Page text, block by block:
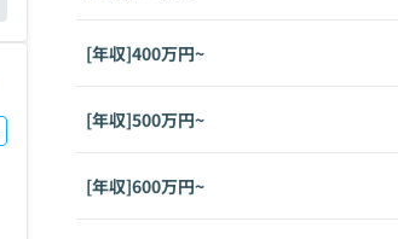
[年収]400万円~
[年収]500万円~
[年収]600万円~